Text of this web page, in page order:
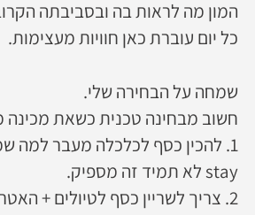
המון מה לראות בה ובסביבתה
כל יום עוברת כאן חוויות מעצימות.
שמחה על הבחירה שלי.
חשוב מבחינה טכנית כשאת
stay לא תמיד זה מספיק.
2. צריך לשריין כסף לטיולים +